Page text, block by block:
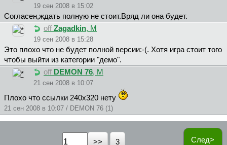
19 сен 2008 в 15:02
Согласен,ждать полную не стоит.Вряд ли она будет.
off Zagadkin, М
19 сен 2008 в 15:28
Это плохо что не будет полной версии:-(. Хотя игра стоит того
чтобы выйти из категории "демо".
off DEMON 76, М
21 сен 2008 в 10:07
Плохо что ссылки 240х320 нету
21 сен 2008 в 10:07 / DEMON 76 (1)
След>
3